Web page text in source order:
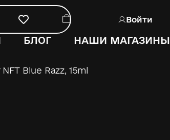
Войти
БЛОГ НАШИ МАГАЗИНЫ
Blue Razz, 15ml